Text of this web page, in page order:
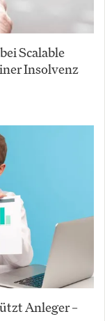
Scalable
Insolvenz
Anleger –